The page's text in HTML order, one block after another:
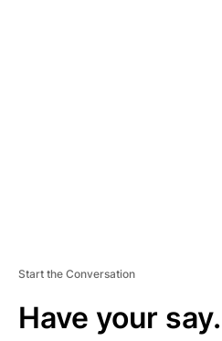
Start the Conversation
Have your say.